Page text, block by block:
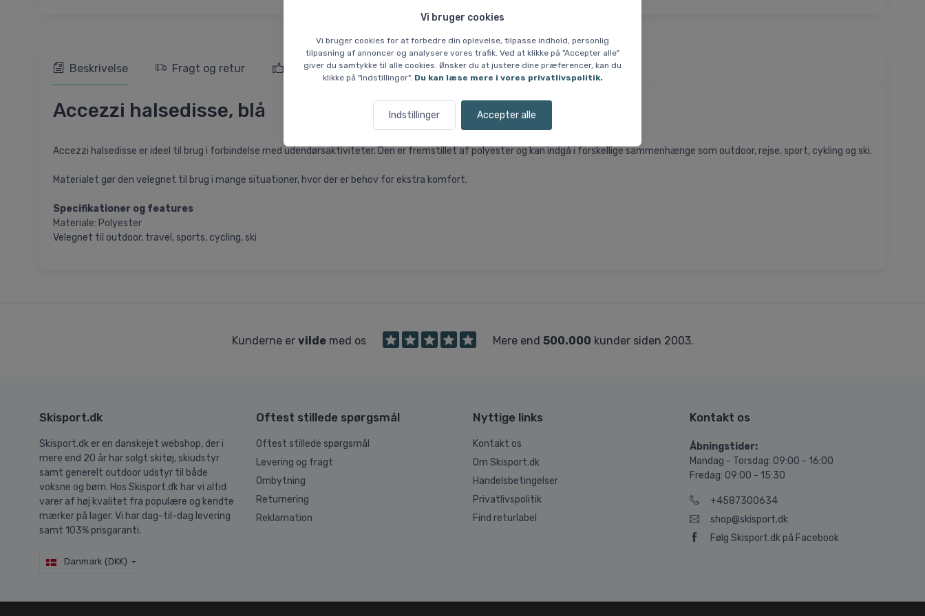
Vi bruger cookies
Vi bruger cookies for at forbedre din oplevelse, tilpasse indhold, personlig
tilpasning af annoncer og analysere vores trafik. Ved at klikke på "Accepter alle"
giver du samtykke til alle cookies. Ønsker du at justere dine præferencer, kan du
klikke på "Indstillinger". Du kan læse mere i vores privatlivspolitik.
Indstillinger Accepter alle
Beskrivelse Fragt og retur 103 % Prisgaranti Hvem er vi?
Accezzi halsedisse, blå
Accezzi halsedisse er ideel til brug i forbindelse med udendørsaktiviteter. Den er fremstillet af polyester og kan indgå i forskellige sammenhænge som outdoor, rejse, sport, cykling og ski.
Materialet gør den velegnet til brug i mange situationer, hvor der er behov for ekstra komfort.
Specifikationer og features
Materiale: Polyester
Velegnet til outdoor, travel, sports, cycling, ski
Kunderne er vildemed os Mere end 500.000 kunder siden 2003.
Skisport.dk
Skisport.dk er en danskejet webshop, der i
mere end 20 år har solgt skitøj, skiudstyr
samt generelt outdoor udstyr til både
voksne og børn. Hos Skisport.dk har vi altid
varer af høj kvalitet fra populære og kendte
mærker på lager. Vi har dag-til-dag levering
samt 103% prisgaranti.
Danmark (DKK)
Oftest stillede spørgsmål
Oftest stillede spørgsmål
Levering og fragt
Ombytning
Returnering
Reklamation
Nyttige links
Kontakt os
Om Skisport.dk
Handelsbetingelser
Privatlivspolitik
Find returlabel
Kontakt os
Åbningstider:
Mandag - Torsdag: 09:00 - 16:00
Fredag: 09:00 - 15:30
+4587300634
shop@skisport.dk
Følg Skisport.dk på Facebook